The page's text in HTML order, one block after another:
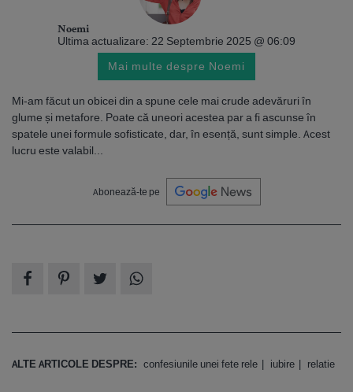
Noemi
Ultima actualizare: 22 Septembrie 2025 @ 06:09
Mai multe despre Noemi
Mi-am făcut un obicei din a spune cele mai crude adevăruri în
glume și metafore. Poate că uneori acestea par a fi ascunse în
spatele unei formule sofisticate, dar, în esență, sunt simple. Acest
lucru este valabil...
Abonează-te pe
ALTE ARTICOLE DESPRE: confesiunile unei fete rele iubire relatie